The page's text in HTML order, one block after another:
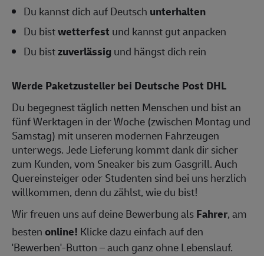
Du kannst dich auf Deutsch unterhalten
Du bistwetterfest und kannst gut anpacken
Du bistzuverlässigund hängst dich rein
Werde Paketzusteller bei Deutsche Post DHL
Du begegnest täglich netten Menschen und bist an
fünf Werktagen in der Woche (zwischen Montag und
Samstag) mit unseren modernen Fahrzeugen
unterwegs. Jede Lieferung kommt dank dir sicher
zum Kunden, vom Sneaker bis zum Gasgrill. Auch
Quereinsteiger oder Studenten sind bei uns herzlich
willkommen, denn du zählst, wie du bist!
Wir freuen uns auf deine Bewerbung alsFahrer, am
bestenonline! Klicke dazu einfach auf den
'Bewerben'-Button – auch ganz ohne Lebenslauf.